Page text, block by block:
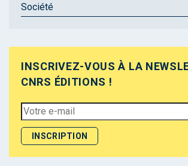
Société
INSCRIVEZ-VOUS À LA
CNRS ÉDITIONS !